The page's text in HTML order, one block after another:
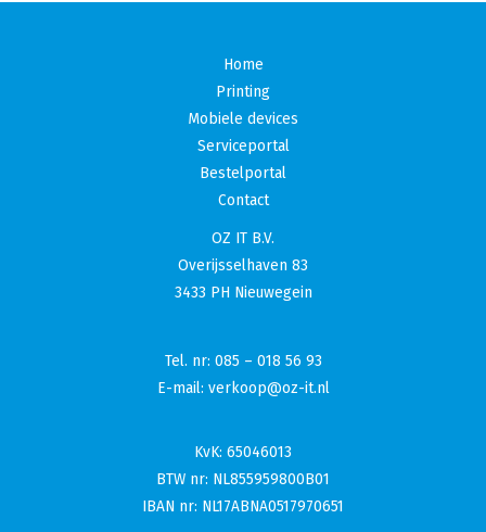
Home
Printing
Mobiele devices
Serviceportal
Bestelportal
Contact
OZ IT B.V.
Overijsselhaven 83
3433 PH Nieuwegein
Tel. nr: 085 – 018 56 93
E-mail: verkoop@oz-it.nl
KvK: 65046013
BTW nr: NL855959800B01
IBAN nr: NL17ABNA0517970651